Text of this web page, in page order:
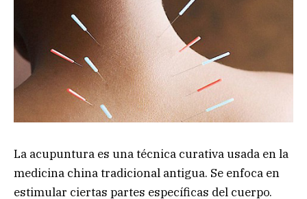
La acupuntura es una técnica curativa usada en la
medicina china tradicional antigua. Se enfoca en
estimular ciertas partes específicas del cuerpo.